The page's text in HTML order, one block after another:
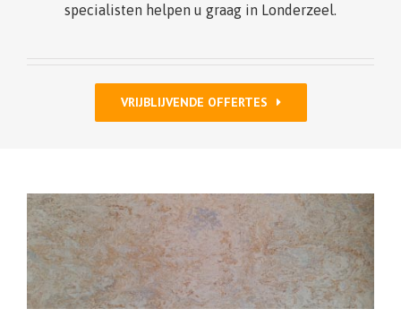
specialisten helpen u graag in Londerzeel.
VRIJBLIJVENDE OFFERTES